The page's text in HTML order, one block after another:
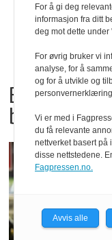
Bama
For å gi deg
informasjon fra ditt
deg mot dette under
For øvrig bruker vi
analyse, for å
og for å utvikle og
Vi er med i
du få relevante
nettverket basert på
disse nettstedene.
Fagpressen.no.
Avvis alle